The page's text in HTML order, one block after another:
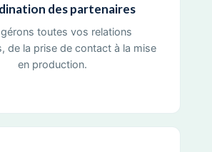
des partenaires
toutes vos relations
de la prise de contact à la mise
en production.